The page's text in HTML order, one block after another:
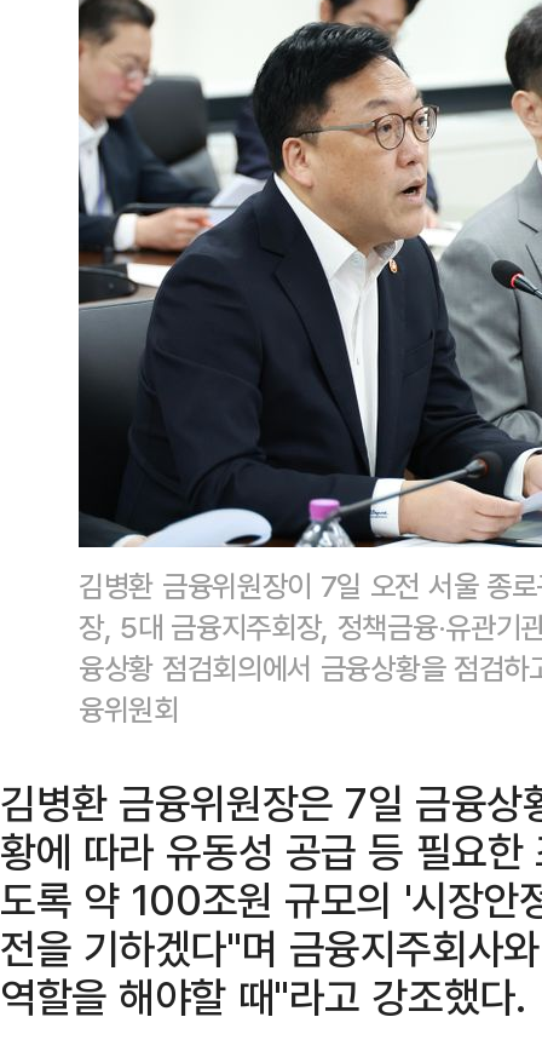
김병환 금융위원장이 7일 오전 서울 종
장, 5대 금융지주회장, 정책금융·유관기
융상황 점검회의에서 금융상황을 점검
융위원회
김병환 금융위원장은 7일 금융
황에 따라 유동성 공급 등 필요
도록 약 100조원 규모의 '시장안
전을 기하겠다"며 금융지주회사
역할을 해야할 때"라고 강조했다.